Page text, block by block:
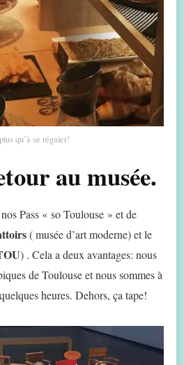
qu’à se régaler!
au musée.
Pass « so Toulouse » et de
( musée d’art moderne) et le
) . Cela a deux avantages: nous
de Toulouse et nous sommes à
heures. Dehors, ça tape!